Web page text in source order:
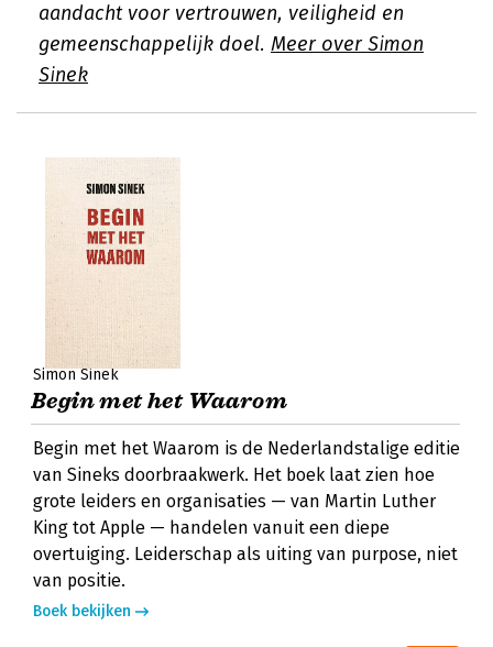
aandacht voor vertrouwen, veiligheid en
gemeenschappelijk doel. Meer over Simon
Sinek
Simon Sinek
Begin met het Waarom
Begin met het Waarom is de Nederlandstalige editie
van Sineks doorbraakwerk. Het boek laat zien hoe
grote leiders en organisaties — van Martin Luther
King tot Apple — handelen vanuit een diepe
overtuiging. Leiderschap als uiting van purpose, niet
van positie.
Boek bekijken